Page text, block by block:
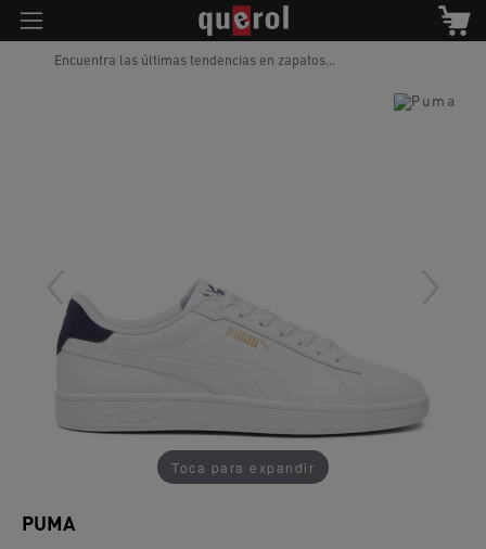
Encuentra las últimas tendencias en zapatos...
Toca para expandir
PUMA